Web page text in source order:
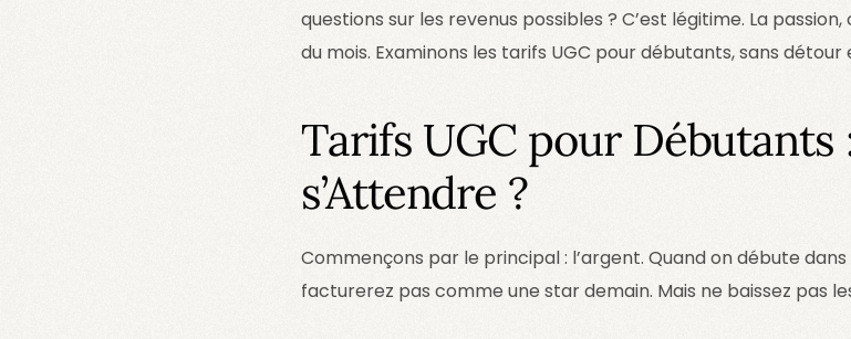
questions sur les revenus possibles ? C’est légitime. La
du mois. Examinons les tarifs UGC pour débutants, sans
Tarifs UGC pour Débutants
s’Attendre ?
Commençons par le principal : l’argent. Quand on débute dans
facturerez pas comme une star demain. Mais ne baissez pas